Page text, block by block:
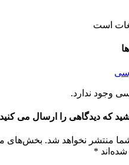
است
وجود ندارد.
که دیدگاهی را ارسال می
منتشر نخواهد شد. بخش‌های
*